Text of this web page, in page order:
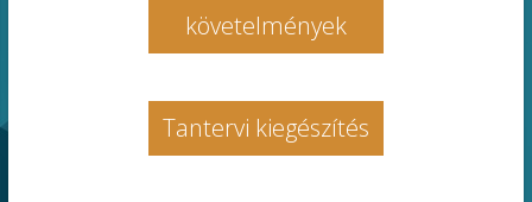
követelmények
Tantervi kiegészítés